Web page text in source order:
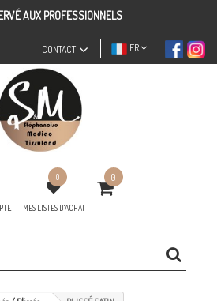
AUX PROFESSIONNELS
FR
CONTACT
0
MES LISTES D'ACHAT
0